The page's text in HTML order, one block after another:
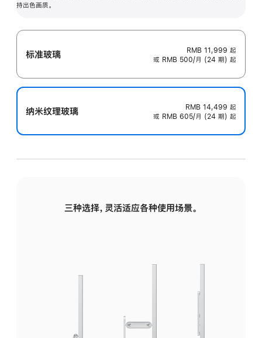
持出色画质。
开
标准玻璃 RMB 11,999 起
或 RMB 500/月 (24 期) 起
纳米纹理玻璃 RMB 14,499 起
或 RMB 605/月 (24 期) 起
三种选择，灵活适应各种使用场景。